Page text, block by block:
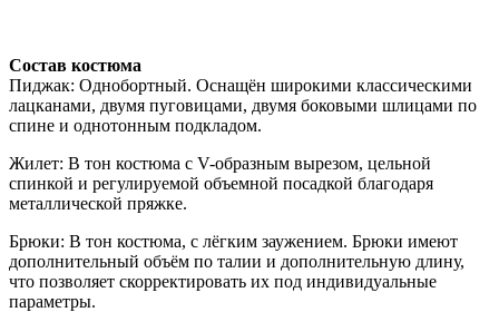
Состав костюма
Пиджак: Однобортный. Оснащён широкими классическими
лацканами, двумя пуговицами, двумя боковыми шлицами по
спине и однотонным подкладом.
Жилет: В тон костюма с V-образным вырезом, цельной
спинкой и регулируемой объемной посадкой благодаря
металлической пряжке.
Брюки: В тон костюма, с лёгким заужением. Брюки имеют
дополнительный объём по талии и дополнительную длину,
что позволяет скорректировать их под индивидуальные
параметры.